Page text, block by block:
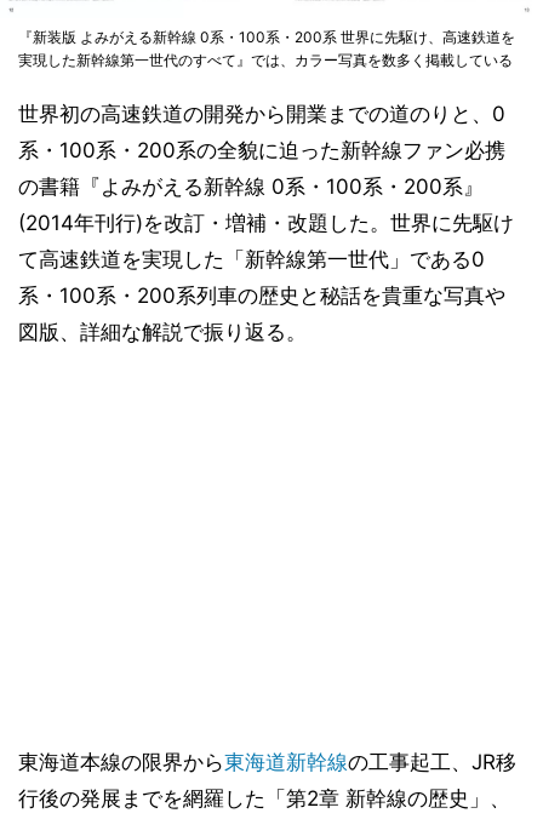
『新装版 よみがえる新幹線 0系・100系・200系 世界に先駆け、高速鉄道を
実現した新幹線第一世代のすべて』では、カラー写真を数多く掲載している
世界初の高速鉄道の開発から開業までの道のりと、0
系・100系・200系の全貌に迫った新幹線ファン必携
の書籍『よみがえる新幹線 0系・100系・200系』
(2014年刊行)を改訂・増補・改題した。世界に先駆け
て高速鉄道を実現した「新幹線第一世代」である0
系・100系・200系列車の歴史と秘話を貴重な写真や
図版、詳細な解説で振り返る。
東海道本線の限界から東海道新幹線の工事起工、JR移
行後の発展までを網羅した「第2章 新幹線の歴史」、